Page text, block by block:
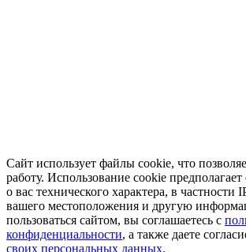
Сайт использует файлы cookie, что
работу. Использование cookie
о вас технического характера, в частности
вашего местоположения и другую
пользоваться сайтом, вы соглашаетесь с
конфиденциальности, а также даете
своих персональных данных.